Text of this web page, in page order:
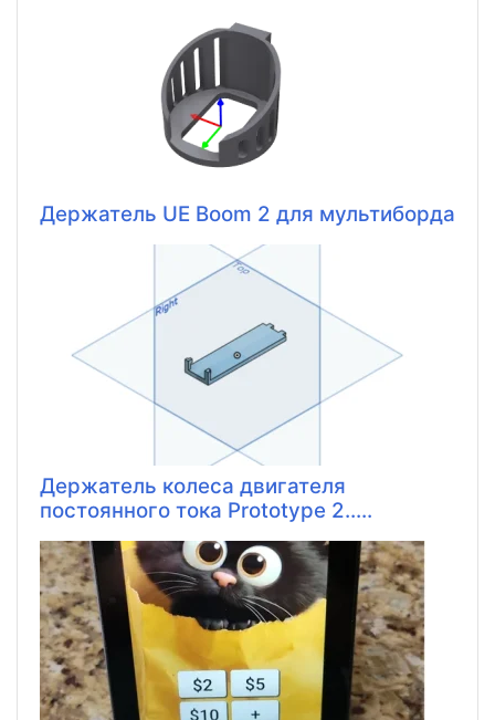
Держатель UE Boom 2 для мультиборда
Держатель колеса двигателя
постоянного тока Prototype 2.....